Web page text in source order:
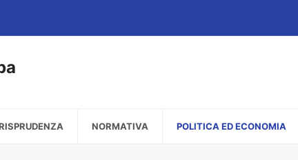
NORMATIVA POLITICA ED ECONOMIA